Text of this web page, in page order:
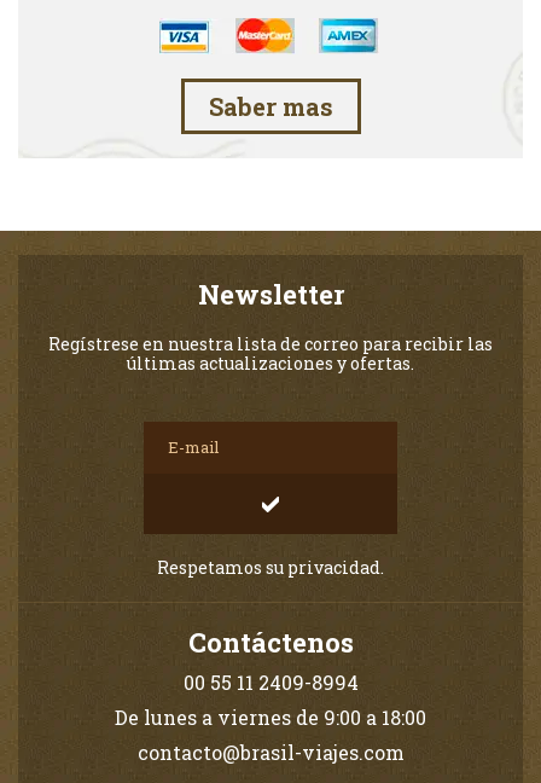
Saber mas
Newsletter
Regístrese en nuestra lista de correo para recibir las
últimas actualizaciones y ofertas.
Respetamos su privacidad.
Contáctenos
00 55 11 2409-8994
De lunes a viernes de 9:00 a 18:00
contacto@brasil-viajes.com